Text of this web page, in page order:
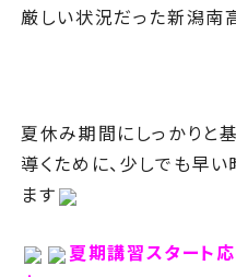
厳しい状況だった新潟南
夏休み期間にしっかりと
導くために、少しでも早
ます
夏期講習スタート